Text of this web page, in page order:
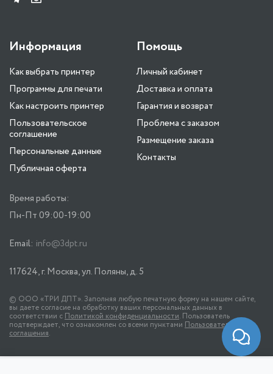
Информация
Как выбрать принтер
Программы для печати
Как настроить принтер
Пользовательское
соглашение
Персональные данные
Публичная оферта
Помощь
Личный кабинет
Доставка и оплата
Гарантия и возврат
Проблема с заказом
Размещение заказа
Контакты
Время работы:
Пн-Пт 09:00-19:00
Email: info@3dpt.ru
117624, г. Москва, ул. Поляны, д. 5
© ООО «ТРИ ДПТ». Заполняя любую печатную форму на нашем сайте,
вы даете согласие на обработку ваших персональных данных в
соответствии с Политикой конфиденциальности. Пользователь
подтверждает, что ознакомлен со всеми пунктами Пользовательского
соглашения.